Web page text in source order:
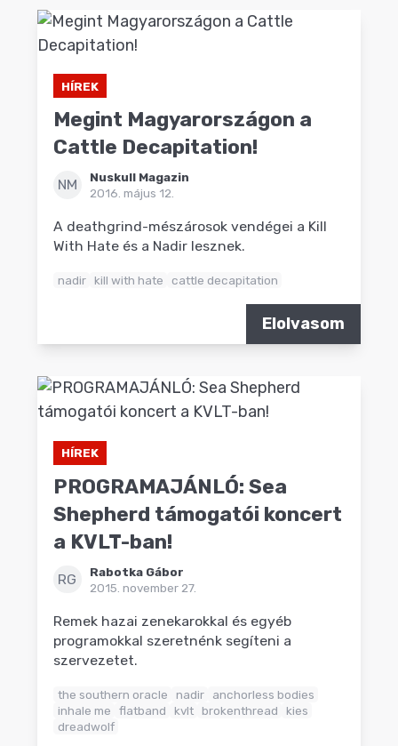
HÍREK
Megint Magyarországon a
Cattle Decapitation!
NM
Nuskull Magazin
2016. május 12.
A deathgrind-mészárosok vendégei a Kill
With Hate és a Nadir lesznek.
nadir kill with hate cattle decapitation
Elolvasom
HÍREK
PROGRAMAJÁNLÓ: Sea
Shepherd támogatói koncert
a KVLT-ban!
RG
Rabotka Gábor
2015. november 27.
Remek hazai zenekarokkal és egyéb
programokkal szeretnénk segíteni a
szervezetet.
the southern oracle nadir
anchorless bodies
inhale me
flatband kvlt brokenthread
kies
dreadwolf